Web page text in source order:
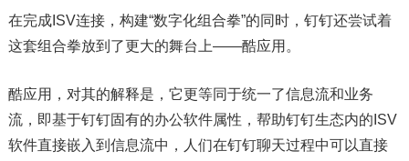
在完成ISV连接，构建“数字化组合拳”的同时，钉钉还尝试着
这套组合拳放到了更大的舞台上——酷应用。
酷应用，对其的解释是，它更等同于统一了信息流和业务
流，即基于钉钉固有的办公软件属性，帮助钉钉生态内的ISV
软件直接嵌入到信息流中，人们在钉钉聊天过程中可以直接